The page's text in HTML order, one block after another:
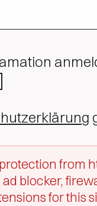
from
blocker,
for this